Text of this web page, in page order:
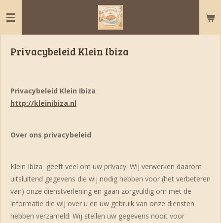
direct
naar
de
hoofdinhoud
Privacybeleid Klein Ibiza
Privacybeleid Klein Ibiza
http://kleinibiza.nl
Over ons privacybeleid
Klein Ibiza geeft veel om uw privacy. Wij verwerken daarom
uitsluitend gegevens die wij nodig hebben voor (het verbeteren
van) onze dienstverlening en gaan zorgvuldig om met de
informatie die wij over u en uw gebruik van onze diensten
hebben verzameld. Wij stellen uw gegevens nooit voor